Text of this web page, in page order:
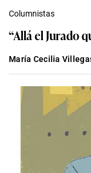
Columnistas
“Allá el Jurado
María Cecilia